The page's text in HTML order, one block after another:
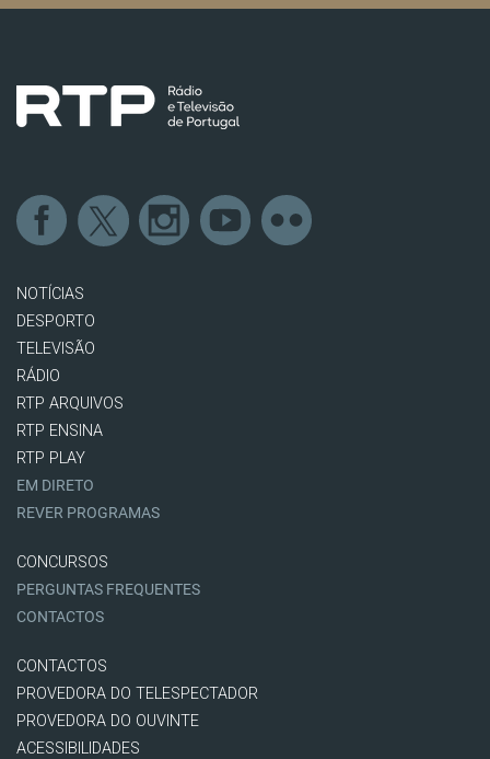
NOTÍCIAS
DESPORTO
TELEVISÃO
RÁDIO
RTP ARQUIVOS
RTP ENSINA
RTP PLAY
EM DIRETO
REVER PROGRAMAS
CONCURSOS
PERGUNTAS FREQUENTES
CONTACTOS
CONTACTOS
PROVEDORA DO TELESPECTADOR
PROVEDORA DO OUVINTE
ACESSIBILIDADES